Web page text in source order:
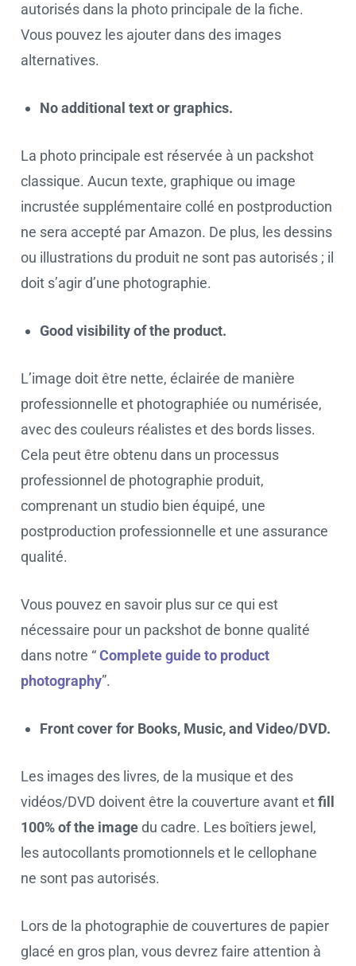
autorisés dans la photo principale de la fiche.
Vous pouvez les ajouter dans des images
alternatives.
No additional text or graphics.
La photo principale est réservée à un packshot
classique. Aucun texte, graphique ou image
incrustée supplémentaire collé en postproduction
ne sera accepté par Amazon. De plus, les dessins
ou illustrations du produit ne sont pas autorisés ; il
doit s’agir d’une photographie.
Good visibility of the product.
L’image doit être nette, éclairée de manière
professionnelle et photographiée ou numérisée,
avec des couleurs réalistes et des bords lisses.
Cela peut être obtenu dans un processus
professionnel de photographie produit,
comprenant un studio bien équipé, une
postproduction professionnelle et une assurance
qualité.
Vous pouvez en savoir plus sur ce qui est
nécessaire pour un packshot de bonne qualité
dans notre “Complete guide to product
photography”.
Front cover for Books, Music, and Video/DVD.
Les images des livres, de la musique et des
vidéos/DVD doivent être la couverture avant etfill
100% of the imagedu cadre. Les boîtiers jewel,
les autocollants promotionnels et le cellophane
ne sont pas autorisés.
Lors de la photographie de couvertures de papier
glacé en gros plan, vous devrez faire attention à